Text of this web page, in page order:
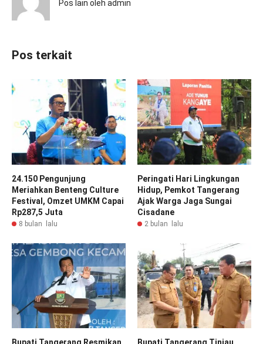
Pos lain oleh admin
Pos terkait
24.150 Pengunjung
Meriahkan Benteng Culture
Festival, Omzet UMKM Capai
Rp287,5 Juta
8 bulan lalu
Peringati Hari Lingkungan
Hidup, Pemkot Tangerang
Ajak Warga Jaga Sungai
Cisadane
2 bulan lalu